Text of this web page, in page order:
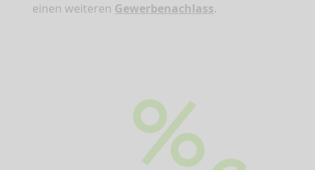
einen weiteren Gewerbenachlass.